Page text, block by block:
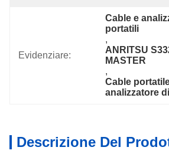
Evidenziare:
Cable e
portatili
,
ANRITSU
MASTER
,
Cable
analizzatore
Descrizione Del